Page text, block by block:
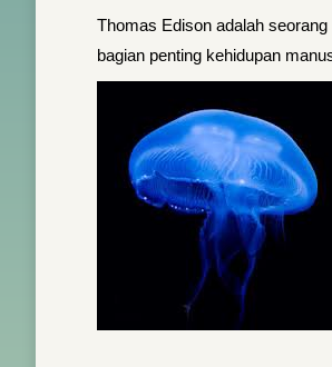
Thomas Edison adalah
bagian penting kehidupan